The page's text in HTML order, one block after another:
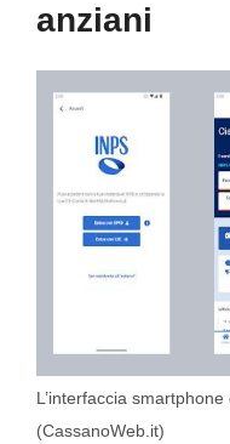
anziani
L’interfaccia
(CassanoWeb.it)